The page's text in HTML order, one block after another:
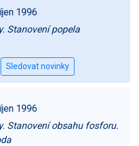
1996
Stanovení popela
1996
Stanovení obsahu fosforu.